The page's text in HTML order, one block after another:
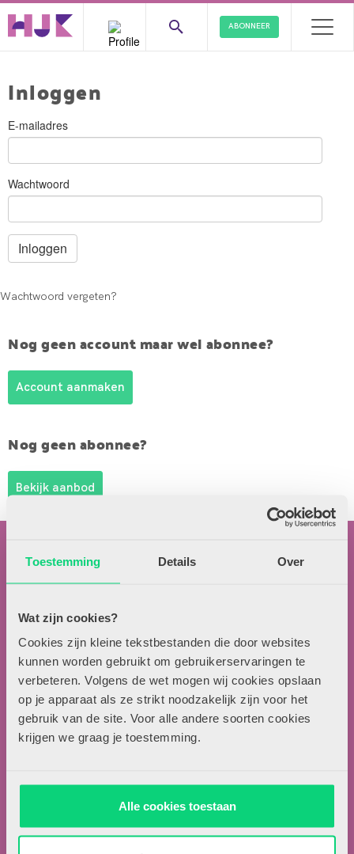
Toestemming Details Over
Wat zijn cookies?
Cookies zijn kleine tekstbestanden die door websites
kunnen worden gebruikt om gebruikerservaringen te
verbeteren. Volgens de wet mogen wij cookies opslaan
op je apparaat als ze strikt noodzakelijk zijn voor het
gebruik van de site. Voor alle andere soorten cookies
krijgen we graag je toestemming.
Alle cookies toestaan
ABONNEER
Inloggen
E-mailadres
Wachtwoord
Wachtwoord vergeten?
Nog geen account maar wel abonnee?
Account aanmaken
Nog geen abonnee?
Bekijk aanbod
Over HJK
Contactgegevens
Uitgeverij Zwijsen
T.a.v. redactie HJK
Locomotiefboulevard 101
5041 SE Tilburg